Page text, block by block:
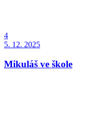
4
5. 12. 2025
Mikuláš ve škole